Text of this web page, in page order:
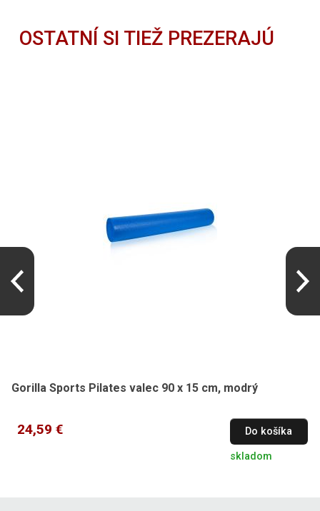
OSTATNÍ SI TIEŽ PREZERAJÚ
Gorilla Sports Pilates valec 90 x 15 cm, modrý
24,59 € Do košíka
skladom